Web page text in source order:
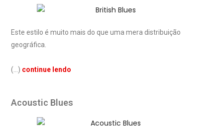
Este estilo é muito mais do que uma mera distribuição
geográfica.
(…) continue lendo
Acoustic Blues